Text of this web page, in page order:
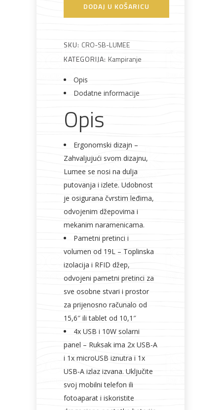
solarni
ruksak
DODAJ U KOŠARICU
SKU: CRO-SB-LUMEE
KATEGORIJA: Kampiranje
Opis
Dodatne informacije
Opis
Ergonomski dizajn –
Zahvaljujući svom dizajnu,
Lumee se nosi na dulja
putovanja i izlete. Udobnost
je osigurana čvrstim leđima,
odvojenim džepovima i
mekanim naramenicama.
Pametni pretinci i
volumen od 19L – Toplinska
izolacija i RFID džep,
odvojeni pametni pretinci za
sve osobne stvari i prostor
za prijenosno računalo od
15,6″ ili tablet od 10,1″
4x USB i 10W solarni
panel – Ruksak ima 2x USB-A
i 1x microUSB iznutra i 1x
USB-A izlaz izvana. Uključite
svoj mobilni telefon ili
fotoaparat i iskoristite